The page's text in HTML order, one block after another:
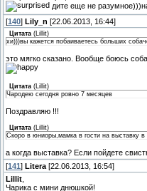
дите еще не
[140] Lily_n [22.06.2013, 16:44]
Цитата (Lillit)
хи)))вы кажется побаиваетесь больших
это мягко сказано. Вообще боюсь
Цитата (Lillit)
Чародею сегодня ровно 7 месяцев
Поздравляю !!!
Цитата (Lillit)
Скоро в юниоры,мамка в гости на выставку в
а когда выставка? Если пойдете
[141 ] Litera [22.06.2013, 16:54]
Lillit
Чарика с мини днюшкой!